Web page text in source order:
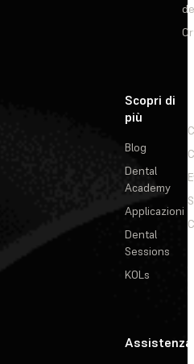
Scopri di
più
Blog
Dental
Academy
Applicazioni
Dental
Sessions
KOLs
Assistenza